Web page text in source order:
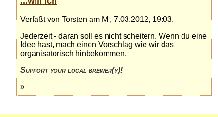
Verfaßt von Torsten am Mi, 7.03.2012, 19:03.
Jederzeit - daran soll es nicht scheitern. Wenn du eine
Idee hast, mach einen Vorschlag wie wir das
organisatorisch hinbekommen.
Support your local brewer(y)!
»